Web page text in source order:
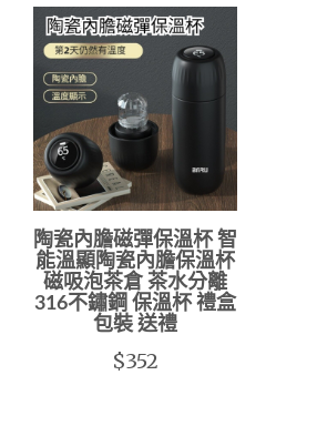
陶瓷內膽磁彈保溫杯 智
能溫顯陶瓷內膽保溫杯
磁吸泡茶倉 茶水分離
316不鏽鋼 保溫杯 禮盒
包裝 送禮
$352